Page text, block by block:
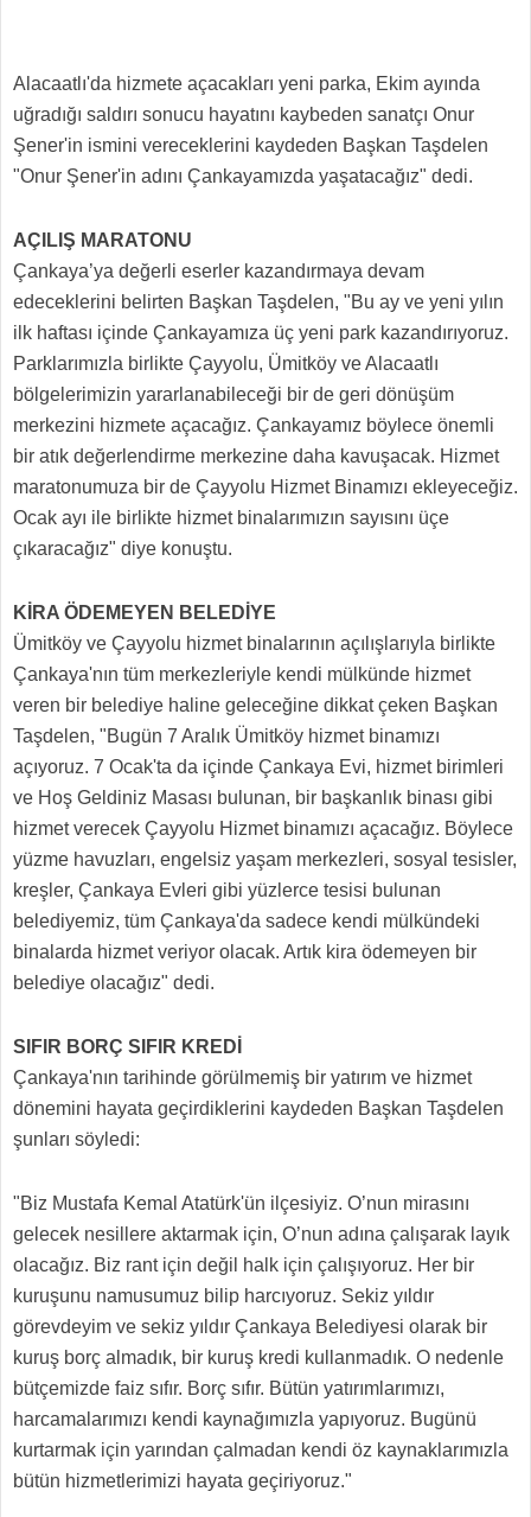
Alacaatlı'da hizmete açacakları yeni parka, Ekim ayında
uğradığı saldırı sonucu hayatını kaybeden sanatçı Onur
Şener'in ismini vereceklerini kaydeden Başkan Taşdelen
"Onur Şener'in adını Çankayamızda yaşatacağız" dedi.
AÇILIŞ MARATONU
Çankaya’ya değerli eserler kazandırmaya devam
edeceklerini belirten Başkan Taşdelen, "Bu ay ve yeni yılın
ilk haftası içinde Çankayamıza üç yeni park kazandırıyoruz.
Parklarımızla birlikte Çayyolu, Ümitköy ve Alacaatlı
bölgelerimizin yararlanabileceği bir de geri dönüşüm
merkezini hizmete açacağız. Çankayamız böylece önemli
bir atık değerlendirme merkezine daha kavuşacak. Hizmet
maratonumuza bir de Çayyolu Hizmet Binamızı ekleyeceğiz.
Ocak ayı ile birlikte hizmet binalarımızın sayısını üçe
çıkaracağız" diye konuştu.
KİRA ÖDEMEYEN BELEDİYE
Ümitköy ve Çayyolu hizmet binalarının açılışlarıyla birlikte
Çankaya'nın tüm merkezleriyle kendi mülkünde hizmet
veren bir belediye haline geleceğine dikkat çeken Başkan
Taşdelen, "Bugün 7 Aralık Ümitköy hizmet binamızı
açıyoruz. 7 Ocak'ta da içinde Çankaya Evi, hizmet birimleri
ve Hoş Geldiniz Masası bulunan, bir başkanlık binası gibi
hizmet verecek Çayyolu Hizmet binamızı açacağız. Böylece
yüzme havuzları, engelsiz yaşam merkezleri, sosyal tesisler,
kreşler, Çankaya Evleri gibi yüzlerce tesisi bulunan
belediyemiz, tüm Çankaya'da sadece kendi mülkündeki
binalarda hizmet veriyor olacak. Artık kira ödemeyen bir
belediye olacağız" dedi.
SIFIR BORÇ SIFIR KREDİ
Çankaya'nın tarihinde görülmemiş bir yatırım ve hizmet
dönemini hayata geçirdiklerini kaydeden Başkan Taşdelen
şunları söyledi:
"Biz Mustafa Kemal Atatürk'ün ilçesiyiz. O’nun mirasını
gelecek nesillere aktarmak için, O’nun adına çalışarak layık
olacağız. Biz rant için değil halk için çalışıyoruz. Her bir
kuruşunu namusumuz bilip harcıyoruz. Sekiz yıldır
görevdeyim ve sekiz yıldır Çankaya Belediyesi olarak bir
kuruş borç almadık, bir kuruş kredi kullanmadık. O nedenle
bütçemizde faiz sıfır. Borç sıfır. Bütün yatırımlarımızı,
harcamalarımızı kendi kaynağımızla yapıyoruz. Bugünü
kurtarmak için yarından çalmadan kendi öz kaynaklarımızla
bütün hizmetlerimizi hayata geçiriyoruz."